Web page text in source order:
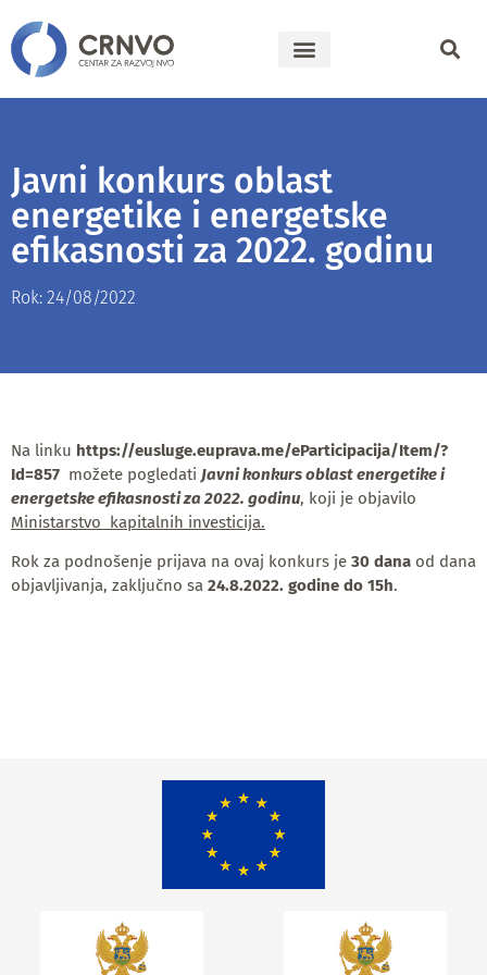
Javni konkurs oblast
energetike i energetske
efikasnosti za 2022. godinu
Rok: 24/08/2022
Na linku https://eusluge.euprava.me/eParticipacija/Item/?
Id=857 možete pogledati Javni konkurs oblast energetike i
energetske efikasnosti za 2022. godinu, koji je objavilo
Ministarstvo kapitalnih investicija.
Rok za podnošenje prijava na ovaj konkurs je 30 dana od dana
objavljivanja, zaključno sa 24.8.2022. godine do 15h.